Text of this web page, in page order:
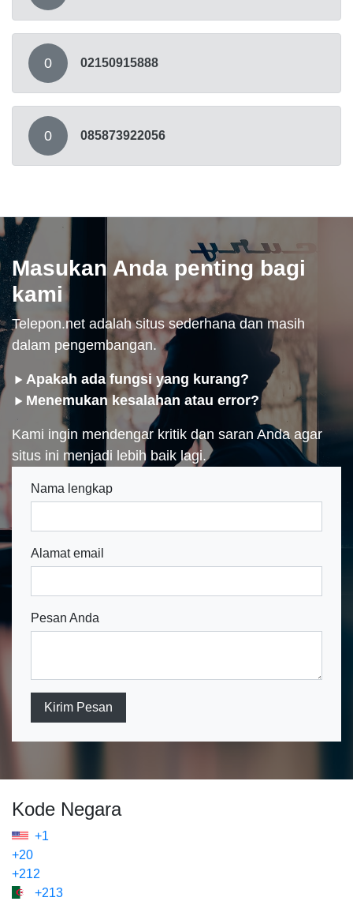
0 02150915888
0 085873922056
Masukan Anda penting bagi
kami
Telepon.net adalah situs sederhana dan masih
dalam pengembangan.
Apakah ada fungsi yang kurang?
Menemukan kesalahan atau error?
Kami ingin mendengar kritik dan saran Anda agar
situs ini menjadi lebih baik lagi.
Nama lengkap
Alamat email
Pesan Anda
Kirim Pesan
Kode Negara
+1
+20
+212
+213